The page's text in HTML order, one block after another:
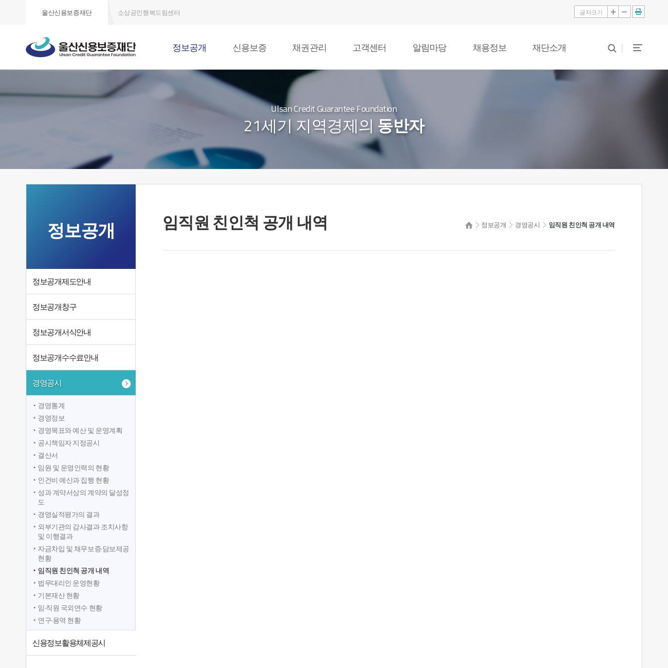
울산신용보증재단 소상공인행복드림센터 글자크기
정보공개 신용보증 채권관리 고객센터 알림마당 채용정보 재단소개
Ulsan Credit Guarantee Foundation
21세기 지역경제의 동반자
정보공개
정보공개제도안내
정보공개창구
정보공개서식안내
정보공개수수료안내
경영공시
경영통계
경영정보
경영목표와 예산 및 운영계획
공시책임자 지정공시
결산서
임원 및 운영인력의 현황
인건비 예산과 집행 현황
성과 계약서상의 계약의 달성정
도
경영실적평가의 결과
외부기관의 감사결과 조치사항
및 이행결과
자금차입 및 채무보증·담보제공
현황
임직원 친인척 공개 내역
법무대리인 운영현황
기본재산 현황
임·직원 국외연수 현황
연구·용역 현황
신용정보활용체제공시
임직원 친인척 공개 내역 정보공개 경영공시 임직원 친인척 공개 내역